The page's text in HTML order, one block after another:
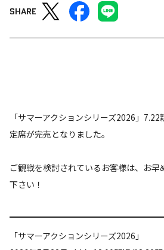
SHARE
「サマーアクションシリーズ2026」
定席が完売となりました。
ご観戦を検討されているお客様は、お早
下さい！
「サマーアクションシリーズ2026」